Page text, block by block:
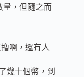
量，但隨之而
啊，還有人
幾十個幣，到